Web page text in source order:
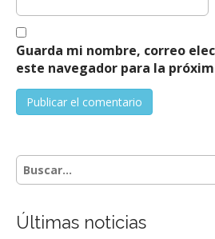
Guarda mi nombre, correo
este navegador para la
S
e
c
Últimas noticias